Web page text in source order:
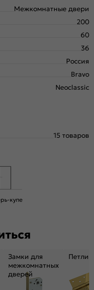
Межкомнатные двери
200
60
36
Россия
Bravo
Neoclassic
Царговая
Нет
Да
Нет
15 товаров
купе
Замки для
межкомнатных
дверей
Петли